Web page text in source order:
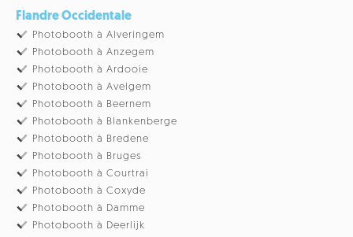
Flandre Occidentale
Photobooth à Alveringem
Photobooth à Anzegem
Photobooth à Ardooie
Photobooth à Avelgem
Photobooth à Beernem
Photobooth à Blankenberge
Photobooth à Bredene
Photobooth à Bruges
Photobooth à Courtrai
Photobooth à Coxyde
Photobooth à Damme
Photobooth à Deerlijk